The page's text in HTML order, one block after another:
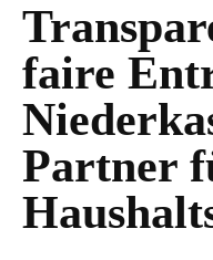
faire
Partner